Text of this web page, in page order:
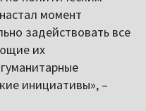
момент
задействовать все
их
инициативы», –